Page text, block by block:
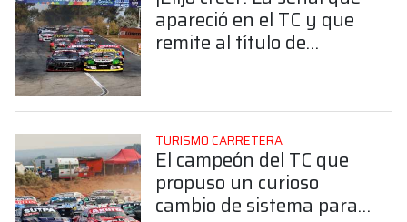
apareció en el TC y que
remite al título de
TURISMO CARRETERA
El campeón del TC que
propuso un curioso
cambio de sistema para